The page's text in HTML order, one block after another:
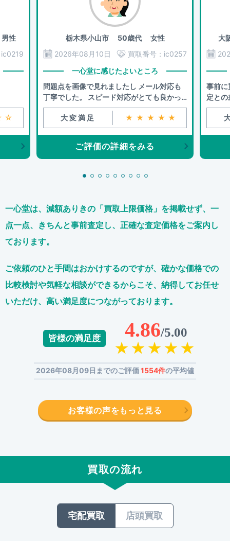
性
ic0219
栃木県小山市50歳代 女性
2026年08月10日
買取番号： ic0257
一心堂に感じたよいところ
問題点を画像で見れましたし メール対応も
丁寧でした。 スピード対応がとても良かっ
たです。
大変満足
★★★★★
ご評価の詳細をみる
大
事前に
定と
一心堂は、減額ありきの「買取上限価格」を掲載せず、 一
点一点、きちんと事前査定し、正確な査定価格をご案内し
ております。
ご依頼のひと手間はおかけするのですが、 確かな価格での
比較検討や気軽な相談ができるからこそ、 納得してお任せ
いただけ、高い満足度につながっております。
皆様の満足度 4.86/5.00
2026年08月09日までのご評価1554件の平均値
お客様の声をもっと見る
買取の流れ
宅配買取 店頭買取